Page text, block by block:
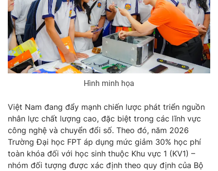
Phim VTV
Hậu trường
Nhân vật
Khán giả
Giải trí
Điện ảnh
Âm nhạc
Sao
Đời sống
Du lịch
Chất lượng cuộc sống
Giáo dục
Học trực tuyến
Công nghệ
Hitech Công nghệ tương lai
Sản phẩm
Thị trường
Giao lưu trực tuyến
Lịch phát sóng
Hình minh họa
Việt Nam đang đẩy mạnh chiến lược phát triển nguồn
nhân lực chất lượng cao, đặc biệt trong các lĩnh vực
công nghệ và chuyển đổi số. Theo đó, năm 2026
Trường Đại học FPT áp dụng mức giảm 30% học phí
toàn khóa đối với học sinh thuộc Khu vực 1 (KV1) –
nhóm đối tượng được xác định theo quy định của Bộ